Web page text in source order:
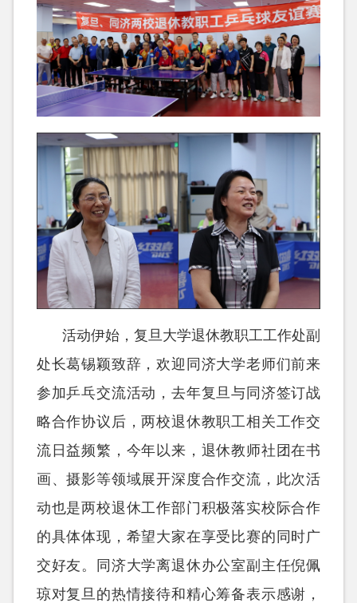
活动伊始，复旦大学退休教职工工作处副
处长葛锡颖致辞，欢迎同济大学老师们前来
参加乒乓交流活动，去年复旦与同济签订战
略合作协议后，两校退休教职工相关工作交
流日益频繁，今年以来，退休教师社团在书
画、摄影等领域展开深度合作交流，此次活
动也是两校退休工作部门积极落实校际合作
的具体体现，希望大家在享受比赛的同时广
交好友。同济大学离退休办公室副主任倪佩
琼对复旦的热情接待和精心筹备表示感谢，